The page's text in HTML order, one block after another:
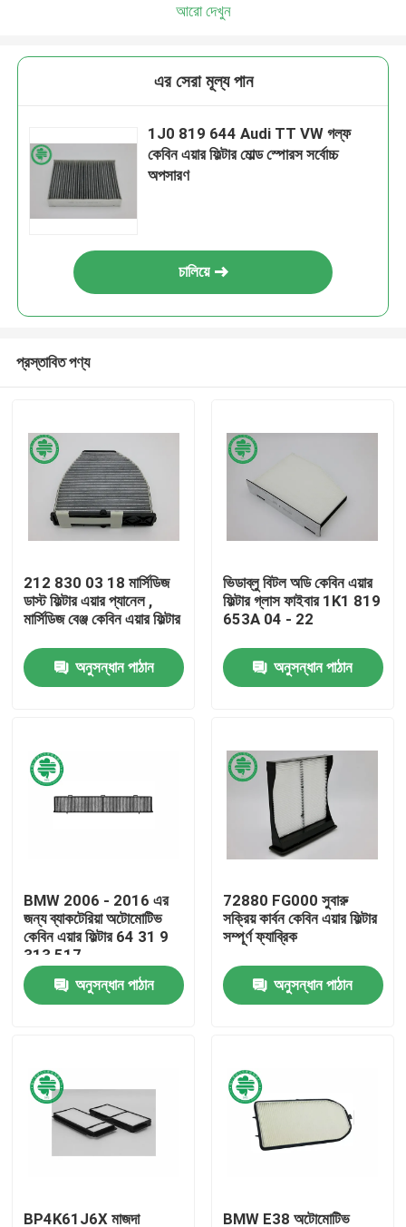
পণ্য
ভিডিও
কারখানা ভ্রমণ
মান নিয়ন্ত্রণ
খবর
স্বয়ংচালিত ইঞ্জিন এয়ার ফিল্টার
স্বয়ংচালিত কেবিন এয়ার ফিল্টার
আরো দেখুন
এর সেরা মূল্য পান
1J0 819 644 Audi TT VW গল্ফ
কেবিন এয়ার ফিল্টার মোল্ড স্পোরস সর্বোচ্চ
অপসারণ
চালিয়ে
প্রস্তাবিত পণ্য
212 830 03 18 মার্সিডিজ
ডাস্ট ফিল্টার এয়ার প্যানেল ,
মার্সিডিজ বেঞ্জ কেবিন এয়ার ফিল্টার
অনুসন্ধান পাঠান
ভিডাব্লু বিটল অডি কেবিন এয়ার
ফিল্টার গ্লাস ফাইবার 1K1 819
653A 04 - 22
অনুসন্ধান পাঠান
BMW 2006 - 2016 এর
জন্য ব্যাকটেরিয়া অটোমোটিভ
কেবিন এয়ার ফিল্টার 64 31 9
313 517
অনুসন্ধান পাঠান
72880 FG000 সুবারু
সক্রিয় কার্বন কেবিন এয়ার ফিল্টার
সম্পূর্ণ ফ্যাব্রিক
অনুসন্ধান পাঠান
BP4K61J6X মাজদা BMW E38 অটোমোটিভ